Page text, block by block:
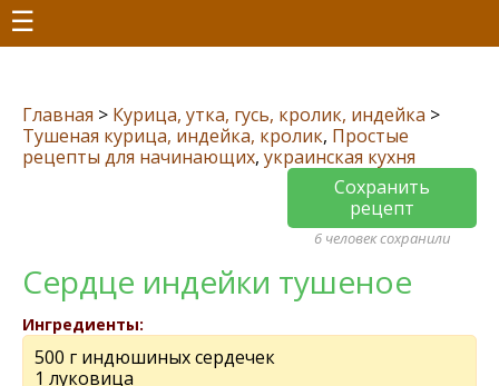
☰
Главная > Курица, утка, гусь, кролик, индейка >
Тушеная курица, индейка, кролик, Простые
рецепты для начинающих, украинская кухня
Сохранить
рецепт
6 человек сохранили
Сердце индейки тушеное
Ингредиенты:
500 г индюшиных сердечек
1 луковица